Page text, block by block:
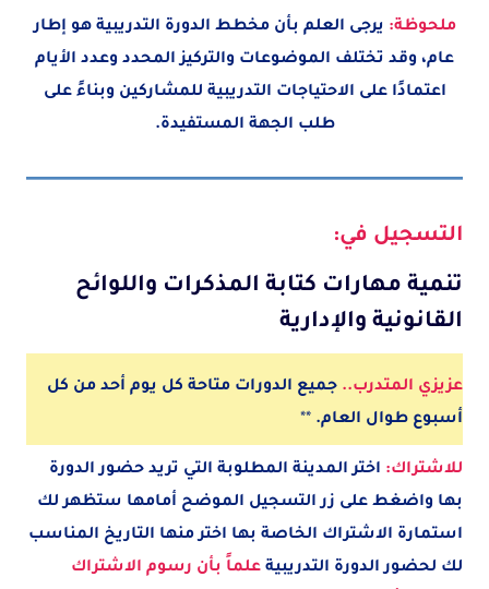
ملحوظة: يرجى العلم بأن مخطط الدورة التدريبية هو إطار
عام، وقد تختلف الموضوعات والتركيز المحدد وعدد الأيام
اعتمادًا على الاحتياجات التدريبية للمشاركين وبناءً على
طلب الجهة المستفيدة.
التسجيل في:
تنمية مهارات كتابة المذكرات واللوائح
القانونية والإدارية
عزيزي المتدرب.. جميع الدورات متاحة كل يوم أحد من كل
أسبوع طوال العام. **
للاشتراك: اختر المدينة المطلوبة التي تريد حضور الدورة
بها واضغط على زر التسجيل الموضح أمامها ستظهر لك
استمارة الاشتراك الخاصة بها اختر منها التاريخ المناسب
لك لحضور الدورة التدريبية علماً بأن رسوم الاشتراك